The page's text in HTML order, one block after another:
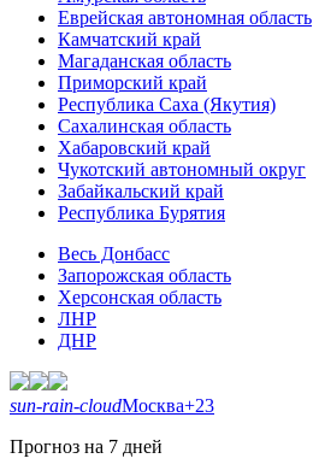
Еврейская автономная область
Камчатский край
Магаданская область
Приморский край
Республика Саха (Якутия)
Сахалинская область
Хабаровский край
Чукотский автономный округ
Забайкальский край
Республика Бурятия
Весь Донбасс
Запорожская область
Херсонская область
ЛНР
ДНР
sun-rain-cloudМосква+23
Прогноз на 7 дней